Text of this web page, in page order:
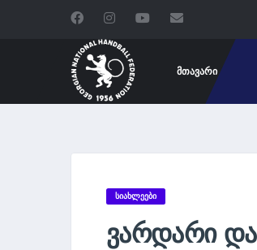
ᲛᲗᲐᲕᲐᲠᲘ
ᲡᲘᲐᲮᲚᲔᲔᲑᲘ
ᲕᲐᲠᲓᲐᲠᲘ